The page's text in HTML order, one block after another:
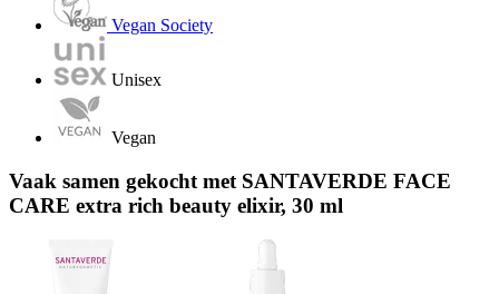
Vegan Society
Unisex
Vegan
Vaak samen gekocht met SANTAVERDE FACE
CARE extra rich beauty elixir, 30 ml